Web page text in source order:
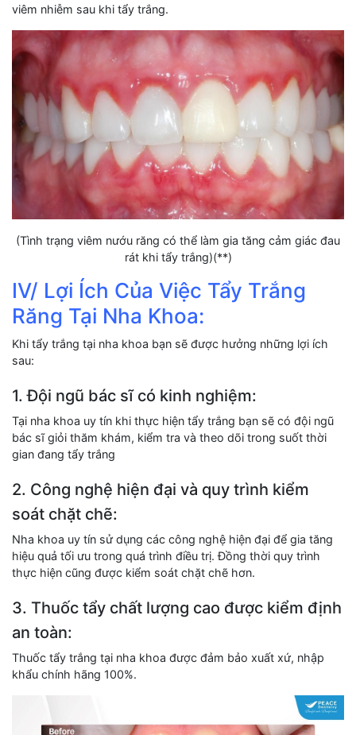
viêm nhiễm sau khi tẩy trắng.
(Tình trạng viêm nướu răng có thể làm gia tăng cảm giác đau
rát khi tẩy trắng)(**)
IV/ Lợi Ích Của Việc Tẩy Trắng
Răng Tại Nha Khoa:
Khi tẩy trắng tại nha khoa bạn sẽ được hưởng những lợi ích
sau:
1. Đội ngũ bác sĩ có kinh nghiệm:
Tại nha khoa uy tín khi thực hiện tẩy trắng bạn sẽ có đội ngũ
bác sĩ giỏi thăm khám, kiểm tra và theo dõi trong suốt thời
gian đang tẩy trắng
2. Công nghệ hiện đại và quy trình kiểm
soát chặt chẽ:
Nha khoa uy tín sử dụng các công nghệ hiện đại để gia tăng
hiệu quả tối ưu trong quá trình điều trị. Đồng thời quy trình
thực hiện cũng được kiểm soát chặt chẽ hơn.
3. Thuốc tẩy chất lượng cao được kiểm định
an toàn:
Thuốc tẩy trắng tại nha khoa được đảm bảo xuất xứ, nhập
khẩu chính hãng 100%.